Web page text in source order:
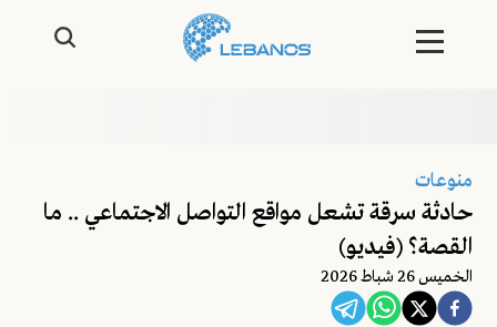
منوعات
حادثة سرقة تشعل مواقع التواصل الاجتماعي .. ما
القصة؟ (فيديو)
الخميس 26 شباط 2026